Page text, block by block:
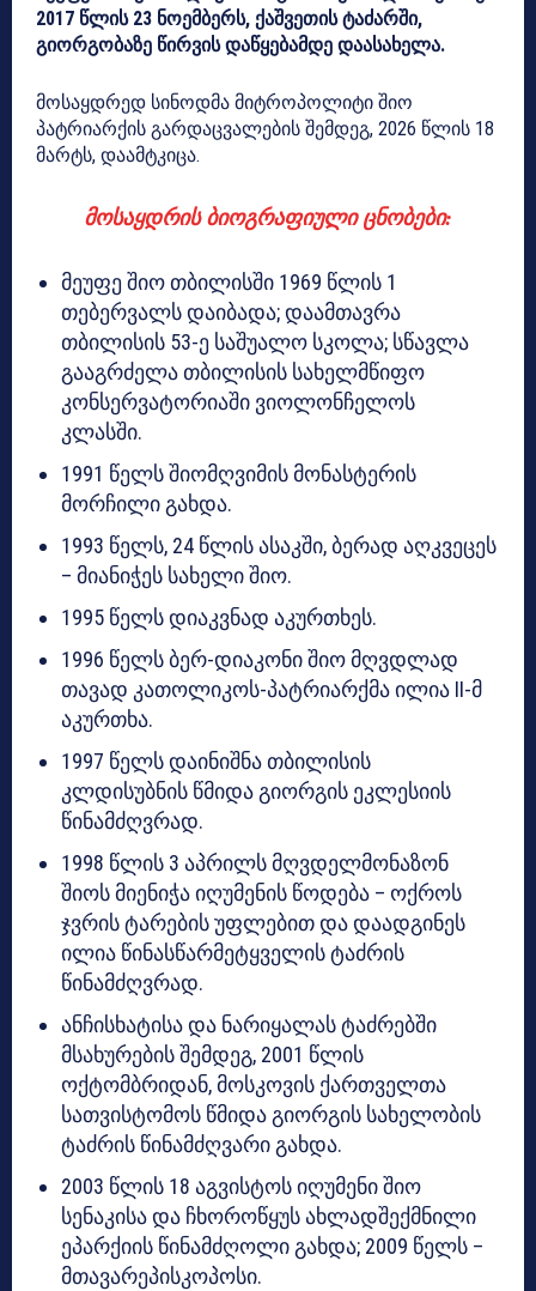
2017 წლის 23 ნოემბერს, ქაშვეთის ტაძარში,
გიორგობაზე წირვის დაწყებამდე დაასახელა.
მოსაყდრედ სინოდმა მიტროპოლიტი შიო
პატრიარქის გარდაცვალების შემდეგ, 2026 წლის 18
მარტს, დაამტკიცა.
მოსაყდრის ბიოგრაფიული ცნობები:
მეუფე შიო თბილისში 1969 წლის 1
თებერვალს დაიბადა; დაამთავრა
თბილისის 53-ე საშუალო სკოლა; სწავლა
გააგრძელა თბილისის სახელმწიფო
კონსერვატორიაში ვიოლონჩელოს
კლასში.
1991 წელს შიომღვიმის მონასტერის
მორჩილი გახდა.
1993 წელს, 24 წლის ასაკში, ბერად აღკვეცეს
– მიანიჭეს სახელი შიო.
1995 წელს დიაკვნად აკურთხეს.
1996 წელს ბერ-დიაკონი შიო მღვდლად
თავად კათოლიკოს-პატრიარქმა ილია II-მ
აკურთხა.
1997 წელს დაინიშნა თბილისის
კლდისუბნის წმიდა გიორგის ეკლესიის
წინამძღვრად.
1998 წლის 3 აპრილს მღვდელმონაზონ
შიოს მიენიჭა იღუმენის წოდება – ოქროს
ჯვრის ტარების უფლებით და დაადგინეს
ილია წინასწარმეტყველის ტაძრის
წინამძღვრად.
ანჩისხატისა და ნარიყალას ტაძრებში
მსახურების შემდეგ, 2001 წლის
ოქტომბრიდან, მოსკოვის ქართველთა
სათვისტომოს წმიდა გიორგის სახელობის
ტაძრის წინამძღვარი გახდა.
2003 წლის 18 აგვისტოს იღუმენი შიო
სენაკისა და ჩხოროწყუს ახლადშექმნილი
ეპარქიის წინამძღოლი გახდა; 2009 წელს –
მთავარეპისკოპოსი.